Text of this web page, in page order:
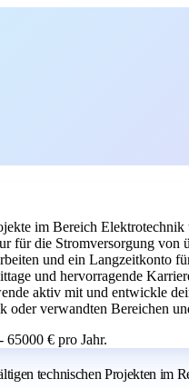
im Bereich
für die Stromversorgung von
und ein Langzeitkonto
und hervorragende
aktiv mit und entwickle
oder verwandten Bereichen
65000 € pro Jahr.
technischen Projekten im